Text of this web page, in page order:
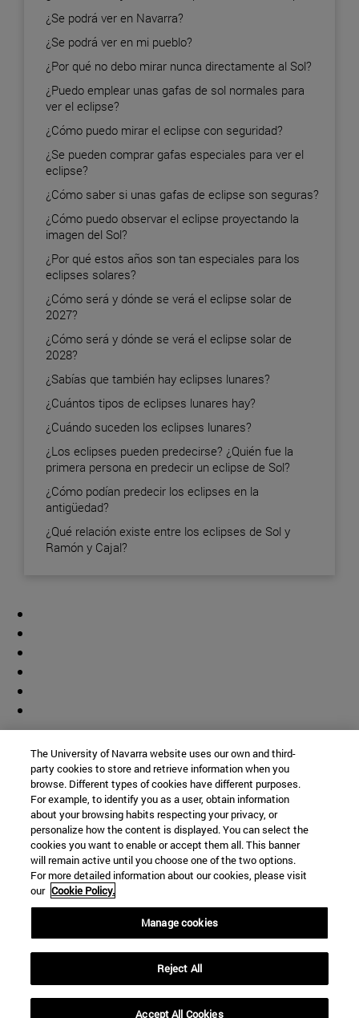
¿Se podrá ver en Navarra?
¿Se podrá ver en mi pueblo?
¿Por qué no debo mirar nunca directamente al Sol?
¿Puedo emplear unas gafas de sol normales para
ver el eclipse?
¿Cómo puedo mirar el eclipse con seguridad?
¿Se pueden comprar gafas especiales para ver el
eclipse?
¿Cómo saber si unas gafas de eclipse son seguras?
¿Cómo puedo observar el eclipse proyectando la
imagen del Sol?
¿Por qué estos años son tan especiales para los
eclipses solares?
¿Cómo será y dónde se verá el eclipse solar de
2027?
¿Cómo será y dónde se verá el eclipse solar de
2028?
¿Sabías que también hay eclipses lunares?
¿Cuántos tipos de eclipses lunares hay?
¿Cuándo suceden los eclipses lunares?
¿Los eclipses pueden predecirse? ¿Quién fue la
primera persona en predecir un eclipse de Sol?
¿Cómo podían predecir los eclipses en la
antigüedad?
¿Qué relación existe entre los eclipses de Sol y
Ramón y Cajal?
© Universidad de Navarra
Información legal
Accesibilidad
Configuración de cookies
Localizador de campus
The University of Navarra website uses our own and third-
party cookies to store and retrieve information when you
browse. Different types of cookies have different purposes.
For example, to identify you as a user, obtain information
about your browsing habits respecting your privacy, or
personalize how the content is displayed. You can select the
cookies you want to enable or accept them all. This banner
will remain active until you choose one of the two options.
For more detailed information about our cookies, please visit
our Cookie Policy.
Manage cookies
Reject All
Accept All Cookies